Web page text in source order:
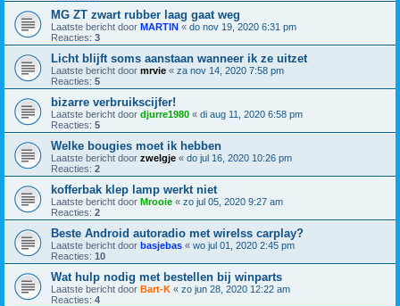
MG ZT zwart rubber laag gaat weg
Laatste bericht door MARTIN « do nov 19, 2020 6:31 pm
Reacties: 3
Licht blijft soms aanstaan wanneer ik ze uitzet
Laatste bericht door mrvie « za nov 14, 2020 7:58 pm
Reacties: 5
bizarre verbruikscijfer!
Laatste bericht door djurre1980 « di aug 11, 2020 6:58 pm
Reacties: 5
Welke bougies moet ik hebben
Laatste bericht door zwelgje « do jul 16, 2020 10:26 pm
Reacties: 2
kofferbak klep lamp werkt niet
Laatste bericht door Mrooie « zo jul 05, 2020 9:27 am
Reacties: 2
Beste Android autoradio met wirelss carplay?
Laatste bericht door basjebas « wo jul 01, 2020 2:45 pm
Reacties: 10
Wat hulp nodig met bestellen bij winparts
Laatste bericht door Bart-K « zo jun 28, 2020 12:22 am
Reacties: 4